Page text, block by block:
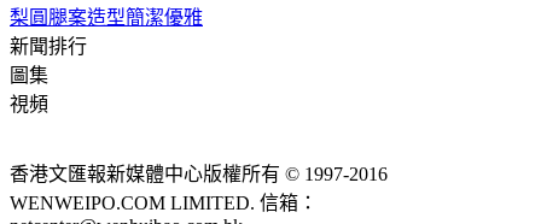
梨圓腿案造型簡潔優雅
新聞排行
圖集
視頻
香港文匯報新媒體中心版權所有 © 1997-2016
WENWEIPO.COM LIMITED. 信箱：